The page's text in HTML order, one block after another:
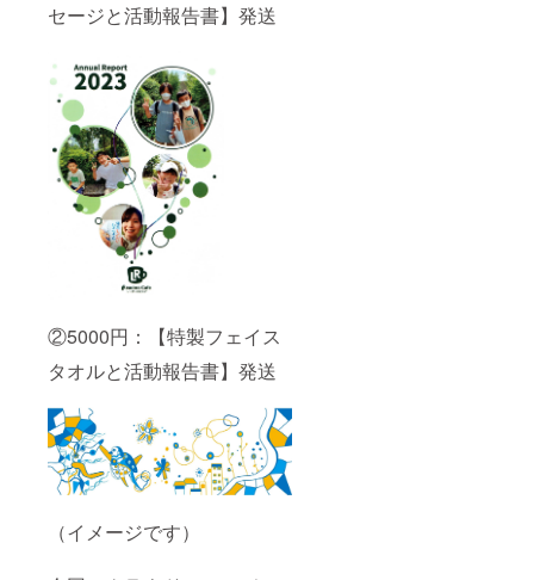
セージと活動報告書】発送
②5000円：【特製フェイス
タオルと活動報告書】発送
（イメージです）